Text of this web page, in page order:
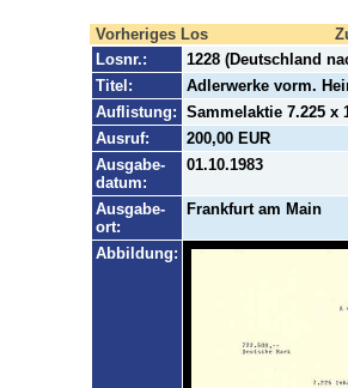
Vorheriges Los
Losnr.:
1228 (Deutschland
Titel:
Adlerwerke vorm.
Auflistung: Sammelaktie 7.225 x
Ausruf:
200,00 EUR
Ausgabe-
datum:
01.10.1983
Ausgabe-
ort:
Frankfurt am Main
Abbildung: